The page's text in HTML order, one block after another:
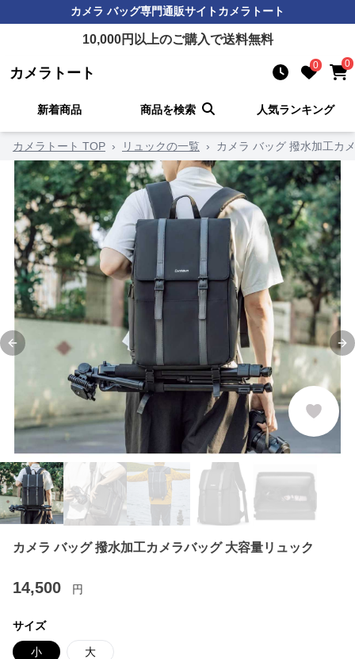
カメラ バッグ専門通販サイトカメラトート
10,000円以上のご購入で送料無料
カメラトート 0 0
新着商品 商品を検索 人気ランキング
カメラトート TOP › リュックの一覧 › カメラ バッグ 撥水加工カ
Previous slide
カメラ バッグ 撥水加工カメラバッグ 大容量リュック
14,500 円
サイズ
小 大